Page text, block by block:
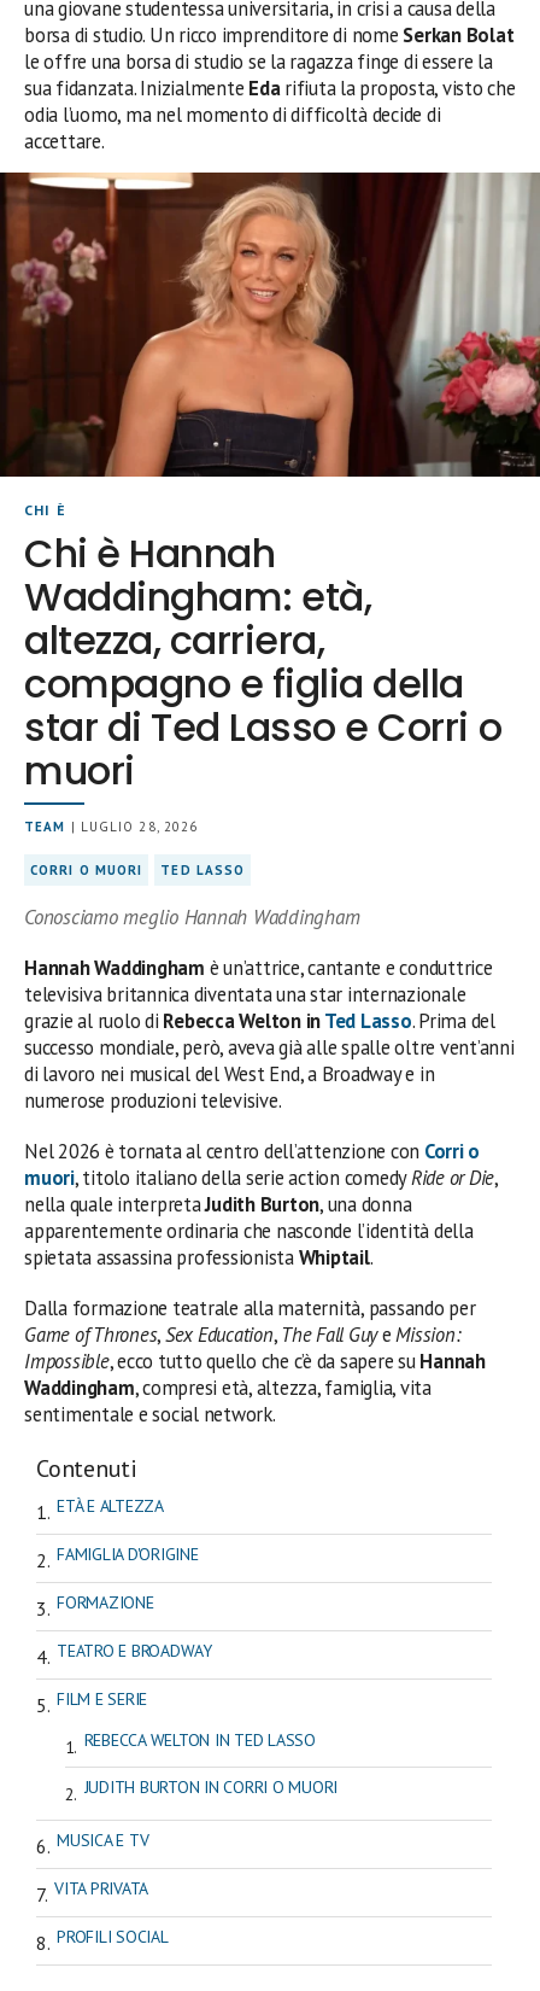
una giovane studentessa universitaria, in crisi a causa della
borsa di studio. Un ricco imprenditore di nome Serkan Bolat
le offre una borsa di studio se la ragazza finge di essere la
sua fidanzata. Inizialmente Edarifiuta la proposta, visto che
odia l’uomo, ma nel momento di difficoltà decide di
accettare.
CHI È
Chi è Hannah
Waddingham: età,
altezza, carriera,
compagno e figlia della
star di Ted Lasso e Corri o
muori
TEAM | LUGLIO 28, 2026
CORRI O MUORI TED LASSO
Conosciamo meglio Hannah Waddingham
Hannah Waddingham è un’attrice, cantante e conduttrice
televisiva britannica diventata una star internazionale
grazie al ruolo di Rebecca Welton inTed Lasso. Prima del
successo mondiale, però, aveva già alle spalle oltre vent’anni
di lavoro nei musical del West End, a Broadway e in
numerose produzioni televisive.
Nel 2026 è tornata al centro dell’attenzione con Corri o
muori, titolo italiano della serie action comedyRide or Die,
nella quale interpretaJudith Burton, una donna
apparentemente ordinaria che nasconde l’identità della
spietata assassina professionistaWhiptail.
Dalla formazione teatrale alla maternità, passando per
Game of Thrones,Sex Education, The Fall GuyeMission:
Impossible, ecco tutto quello che c’è da sapere suHannah
Waddingham, compresi età, altezza, famiglia, vita
sentimentale e social network.
Contenuti
ETÀ E ALTEZZA
FAMIGLIA D'ORIGINE
FORMAZIONE
TEATRO E BROADWAY
FILM E SERIE
REBECCA WELTON IN TED LASSO
JUDITH BURTON IN CORRI O MUORI
MUSICA E TV
VITA PRIVATA
PROFILI SOCIAL